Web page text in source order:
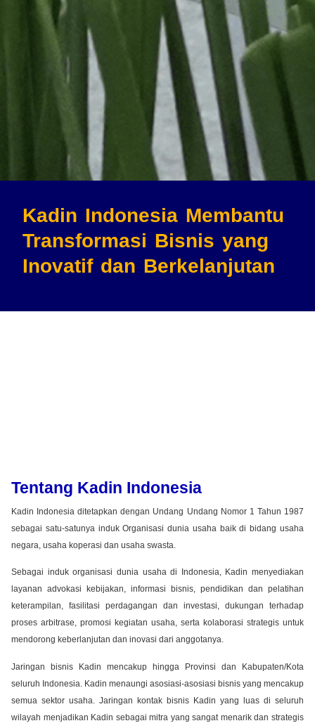
Kadin Indonesia Membantu
Transformasi Bisnis yang
Inovatif dan Berkelanjutan
Tentang Kadin Indonesia
Kadin Indonesia ditetapkan dengan Undang Undang Nomor 1 Tahun 1987
sebagai satu-satunya induk Organisasi dunia usaha baik di bidang usaha
negara, usaha koperasi dan usaha swasta.
Sebagai induk organisasi dunia usaha di Indonesia, Kadin menyediakan
layanan advokasi kebijakan, informasi bisnis, pendidikan dan pelatihan
keterampilan, fasilitasi perdagangan dan investasi, dukungan terhadap
proses arbitrase, promosi kegiatan usaha, serta kolaborasi strategis untuk
mendorong keberlanjutan dan inovasi dari anggotanya.
Jaringan bisnis Kadin mencakup hingga Provinsi dan Kabupaten/Kota
seluruh Indonesia. Kadin menaungi asosiasi-asosiasi bisnis yang mencakup
semua sektor usaha. Jaringan kontak bisnis Kadin yang luas di seluruh
wilayah menjadikan Kadin sebagai mitra yang sangat menarik dan strategis